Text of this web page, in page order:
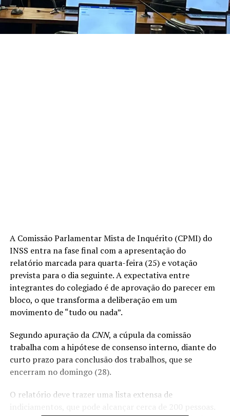
A Comissão Parlamentar Mista de Inquérito (CPMI) do
INSS entra na fase final com a apresentação do
relatório marcada para quarta-feira (25) e votação
prevista para o dia seguinte. A expectativa entre
integrantes do colegiado é de aprovação do parecer em
bloco, o que transforma a deliberação em um
movimento de “tudo ou nada”.
Segundo apuração da CNN, a cúpula da comissão
trabalha com a hipótese de consenso interno, diante do
curto prazo para conclusão dos trabalhos, que se
encerram no domingo (28).
O relatório deve trazer uma lista extensa de